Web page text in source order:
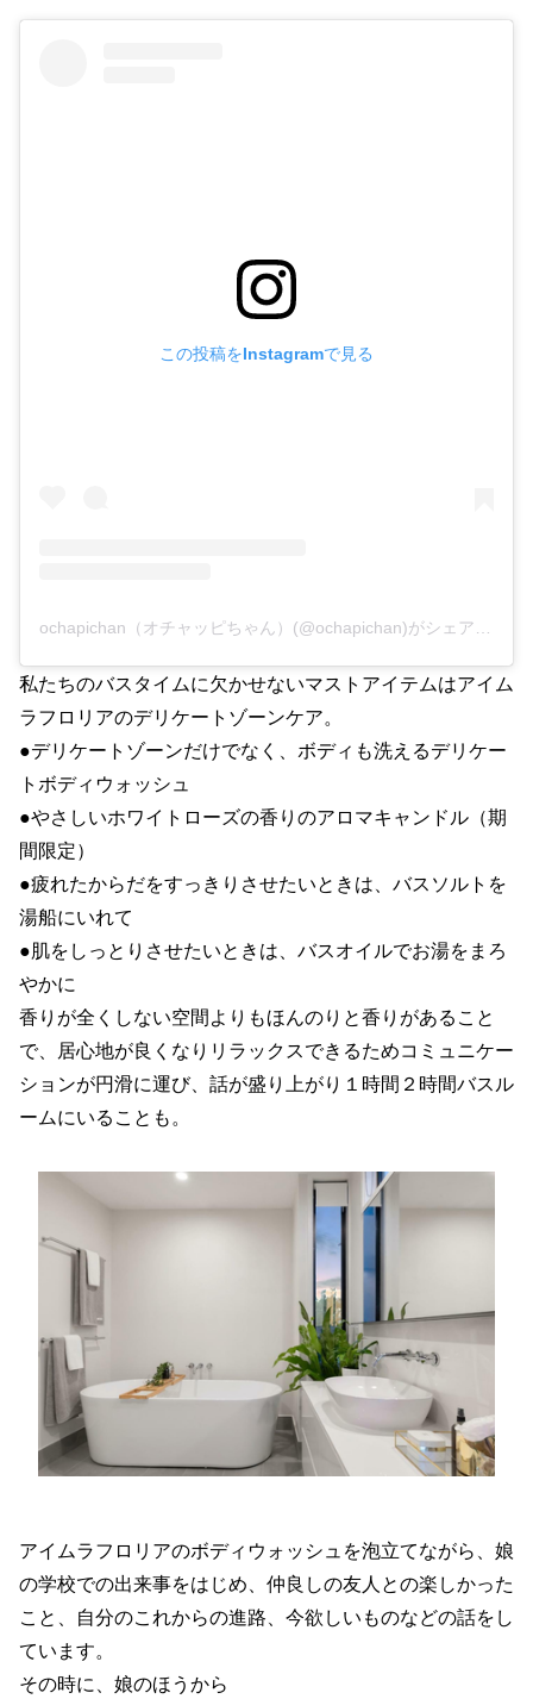
この投稿をInstagramで見る
私たちのバスタイムに欠かせないマストアイテムはアイム
ラフロリアのデリケートゾーンケア。
●デリケートゾーンだけでなく、ボディも洗えるデリケー
トボディウォッシュ
●やさしいホワイトローズの香りのアロマキャンドル（期
間限定）
●疲れたからだをすっきりさせたいときは、バスソルトを
湯船にいれて
●肌をしっとりさせたいときは、バスオイルでお湯をまろ
やかに
香りが全くしない空間よりもほんのりと香りがあること
で、居心地が良くなりリラックスできるためコミュニケー
ションが円滑に運び、話が盛り上がり１時間２時間バスル
ームにいることも。
アイムラフロリアのボディウォッシュを泡立てながら、娘
の学校での出来事をはじめ、仲良しの友人との楽しかった
こと、自分のこれからの進路、今欲しいものなどの話をし
ています。
その時に、娘のほうから